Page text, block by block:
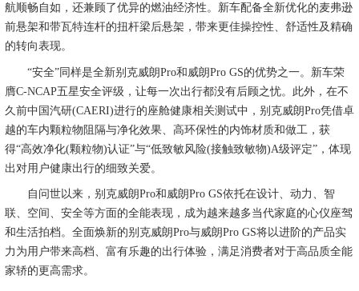
航顺畅自如，还兼顾了优异的燃油经济性。新车配备全新优化的麦弗逊
前悬架和带瓦特连杆的扭杆梁后悬架，带来更佳操控性、舒适性及精确
的转向表现。
“安全”同样是全新别克威朗Pro和威朗Pro GS的优势之一。新车荣
膺C-NCAP五星安全评级，让每一次出行都没有后顾之忧。此外，在不
久前中国汽研(CAERI)进行的座舱健康相关测试中，别克威朗Pro凭借卓
越的车内颗粒物阻隔与净化效果、高环保性的内饰材质和做工，获
得“高效净化(颗粒物)认证”与“低致敏风险(接触致敏物)A级评定”，体现
出对用户健康出行的细致关爱。
自问世以来，别克威朗Pro和威朗Pro GS依托在设计、动力、智
联、空间、安全等方面的全能表现，成为越来越多当代家庭的心仪座驾
和生活拍档。全面焕新的别克威朗Pro与威朗Pro GS将以进阶的产品实
力为用户带来高档、富有乐趣的出行体验，满足消费者对于高品质全能
家轿的更高需求。